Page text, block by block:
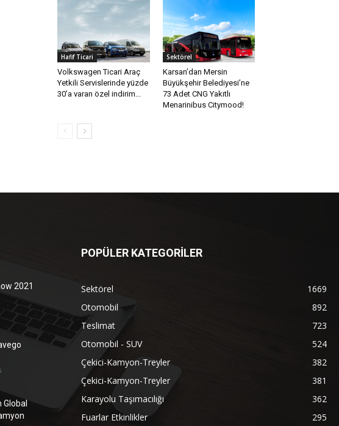
Hafif Ticari
Volkswagen Ticari Araç
Yetkili Servislerinde yüzde
30’a varan özel indirim...
Sektörel
Karsan’dan Mersin
Büyükşehir Belediyesi’ne
73 Adet CNG Yakıtlı
Menarinibus Citymood!
2021
POPÜLER KATEGORİLER
Sektörel
1669
Otomobil
892
Teslimat
723
Otomobil - SUV
524
Çekici-Kamyon-Treyler
382
Çekici-Kamyon-Treyler
381
Karayolu Taşımacılığı
362
Fuarlar Etkinlikler
295